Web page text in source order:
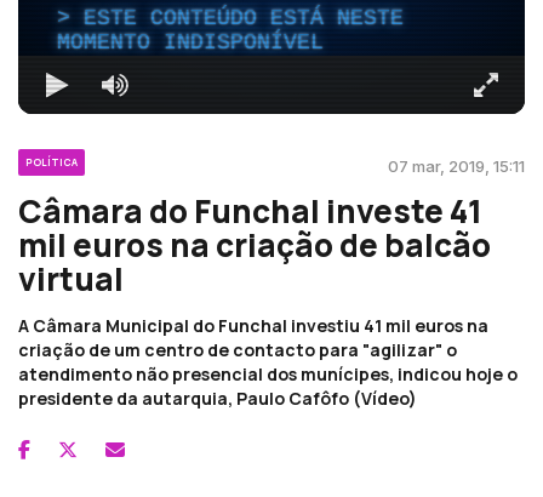
ESTE CONTEÚDO ESTÁ NESTE
MOMENTO INDISPONÍVEL
POLÍTICA 07 mar, 2019, 15:11
Câmara do Funchal investe 41
mil euros na criação de balcão
virtual
A Câmara Municipal do Funchal investiu 41 mil euros na
criação de um centro de contacto para "agilizar" o
atendimento não presencial dos munícipes, indicou hoje o
presidente da autarquia, Paulo Cafôfo (Vídeo)